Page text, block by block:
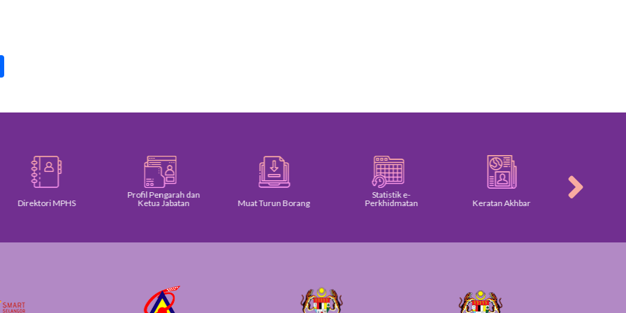
Direktori MPHS
Profil Pengarah dan
Ketua Jabatan
Muat Turun Borang
Statistik e-
Perkhidmatan
Keratan Akhbar